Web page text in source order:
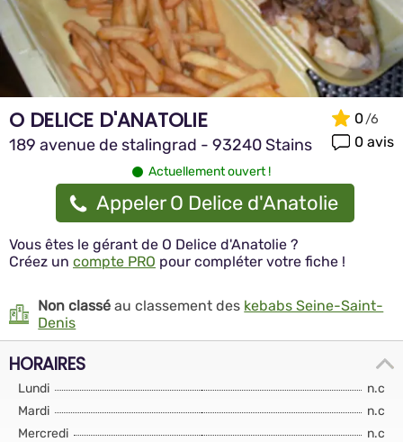
O DELICE D'ANATOLIE
189 avenue de stalingrad - 93240 Stains
0
0 avis
Actuellement ouvert !
Appeler O Delice d'Anatolie
Vous êtes le gérant de O Delice d'Anatolie ?
Créez un compte PRO pour compléter votre fiche !
Non classé au classement des kebabs Seine-Saint-
Denis
HORAIRES
Lundi
n.c
Mardi
n.c
Mercredi
n.c